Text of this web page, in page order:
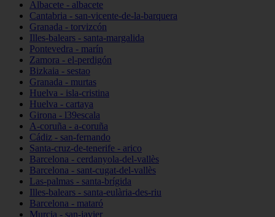
Albacete - albacete
Cantabria - san-vicente-de-la-barquera
Granada - torvizcón
Illes-balears - santa-margalida
Pontevedra - marín
Zamora - el-perdigón
Bizkaia - sestao
Granada - murtas
Huelva - isla-cristina
Huelva - cartaya
Girona - l39escala
A-coruña - a-coruña
Cádiz - san-fernando
Santa-cruz-de-tenerife - arico
Barcelona - cerdanyola-del-vallès
Barcelona - sant-cugat-del-vallès
Las-palmas - santa-brígida
Illes-balears - santa-eulària-des-riu
Barcelona - mataró
Murcia - san-javier